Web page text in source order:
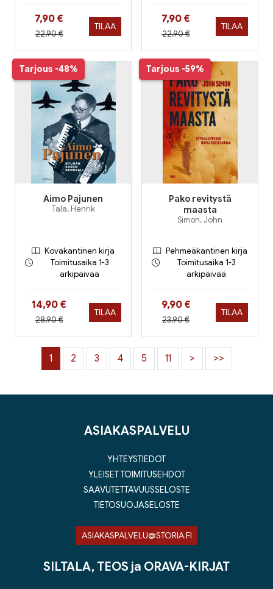
Hinta nyt
7,90 €
Hinta aiemmin
22,90 €
TILAA
Hinta nyt
7,90 €
Hinta aiemmin
22,90 €
TILAA
Tarjous -48%
Aimo Pajunen
Tala, Henrik
Kovakantinen kirja
Toimitusaika 1-3
arkipäivää
Hinta nyt
14,90 €
Hinta aiemmin
28,90 €
TILAA
Tarjous -59%
Pako revitystä
maasta
Simon, John
Pehmeäkantinen kirja
Toimitusaika 1-3
arkipäivää
Hinta nyt
9,90 €
Hinta aiemmin
23,90 €
TILAA
1 2 3 4 5 11 > >>
ASIAKASPALVELU
YHTEYSTIEDOT
YLEISET TOIMITUSEHDOT
SAAVUTETTAVUUSSELOSTE
TIETOSUOJASELOSTE
ASIAKASPALVELU@STORIA.FI
SILTALA, TEOS ja ORAVA-KIRJAT